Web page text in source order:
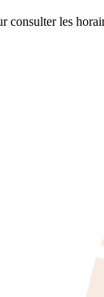
les